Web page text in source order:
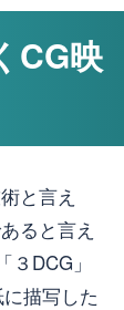
CG映
と言え
ると言え
DCG」
描写した